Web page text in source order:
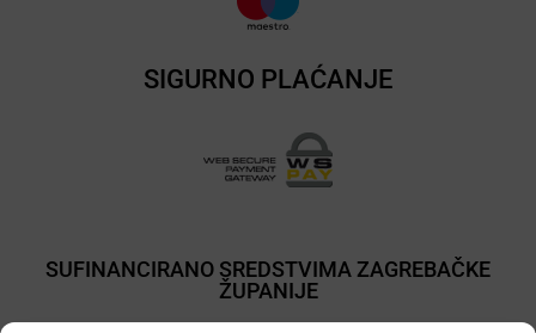
SIGURNO PLAĆANJE
SUFINANCIRANO SREDSTVIMA ZAGREBAČKE
ŽUPANIJE